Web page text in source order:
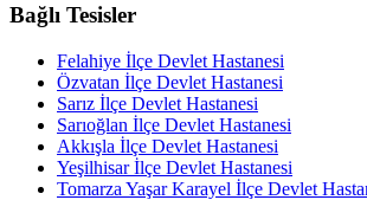
Bağlı Tesisler
Felahiye İlçe Devlet Hastanesi
Özvatan İlçe Devlet Hastanesi
Sarız İlçe Devlet Hastanesi
Sarıoğlan İlçe Devlet Hastanesi
Akkışla İlçe Devlet Hastanesi
Yeşilhisar İlçe Devlet Hastanesi
Tomarza Yaşar Karayel İlçe Devlet